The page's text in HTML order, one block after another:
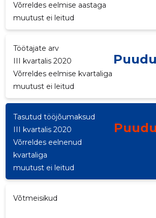
Võrreldes eelmise aastaga
muutust ei leitud
Töötajate arv
III kvartalis 2020
Võrreldes eelmise kvartaliga
muutust ei leitud
Tasutud tööjõumaksud
III kvartalis 2020
Võrreldes eelnenud
kvartaliga
muutust ei leitud
Võtmeisikud